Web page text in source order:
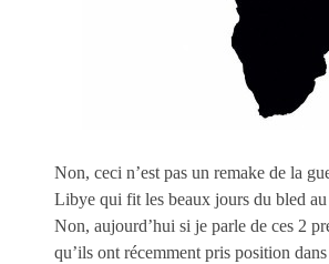
Non, ceci n’est pas un remake de la
Libye qui fit les beaux jours du bled au
Non, aujourd’hui si je parle de ces 2
qu’ils ont récemment pris position